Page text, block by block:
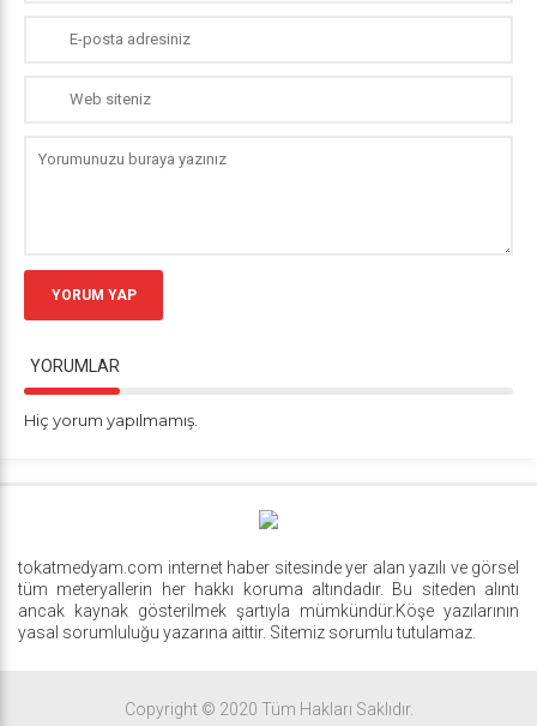
YORUM YAP
YORUMLAR
Hiç yorum yapılmamış.
tokatmedyam.com internet haber sitesinde yer alan yazılı ve görsel
tüm meteryallerin her hakkı koruma altındadır. Bu siteden alıntı
ancak kaynak gösterilmek şartıyla mümkündür.Köşe yazılarının
yasal sorumluluğu yazarına aittir. Sitemiz sorumlu tutulamaz.
Copyright © 2020 Tüm Hakları Saklıdır.